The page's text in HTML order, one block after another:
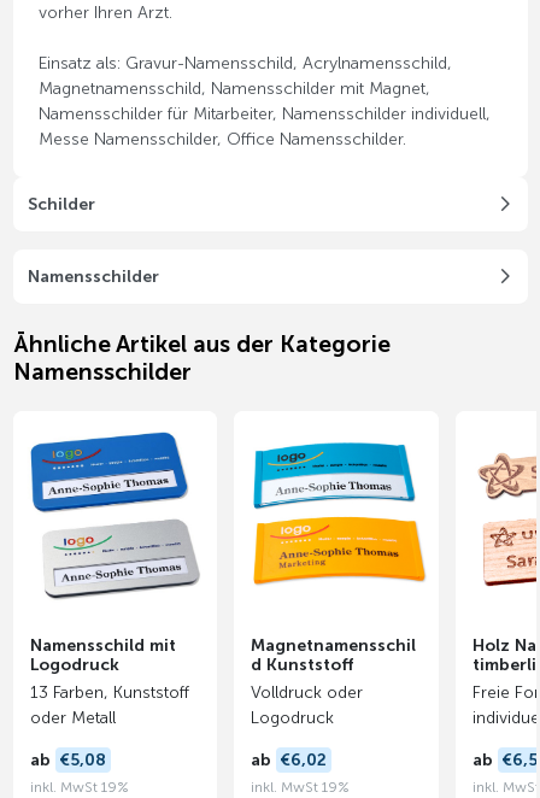
vorher Ihren Arzt.
Einsatz als: Gravur-Namensschild, Acrylnamensschild,
Magnetnamensschild, Namensschilder mit Magnet,
Namensschilder für Mitarbeiter, Namensschilder individuell,
Messe Namensschilder, Office Namensschilder.
Schilder
Namensschilder
Ähnliche Artikel aus der Kategorie
Namensschilder
Namensschild mit
Logodruck
13 Farben, Kunststoff
oder Metall
ab €5,08
inkl. MwSt 19%
Magnetnamensschil
d Kunststoff
Volldruck oder
Logodruck
ab €6,02
inkl. MwSt 19%
Holz
Freie
ab
inkl.